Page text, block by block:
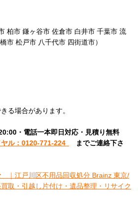
柏市 鎌ヶ谷市 佐倉市 白井市 千葉市 流
市 松戸市 八千代市 四街道市）
る場合があります。
・電話一本即日対応・見積り無料
ル：0120-771-224 までご連絡下さ
｜江戸川区不用品回収処分 Brainz 東京/
取・引越し片付け・遺品整理・リサイク